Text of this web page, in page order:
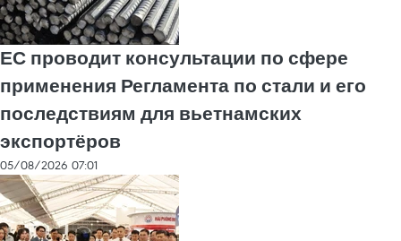
ЕС проводит консультации по сфере
применения Регламента по стали и его
последствиям для вьетнамских
экспортёров
05/08/2026 07:01